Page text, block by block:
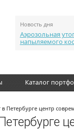
Новость дня
Аэрозольная
напыляемого
Каталог
Петербурге центр